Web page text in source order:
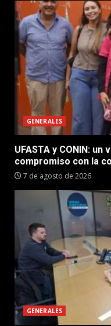
GENERALES
UFASTA y CONIN:
compromiso con la
7 de agosto de 2026
GENERALES